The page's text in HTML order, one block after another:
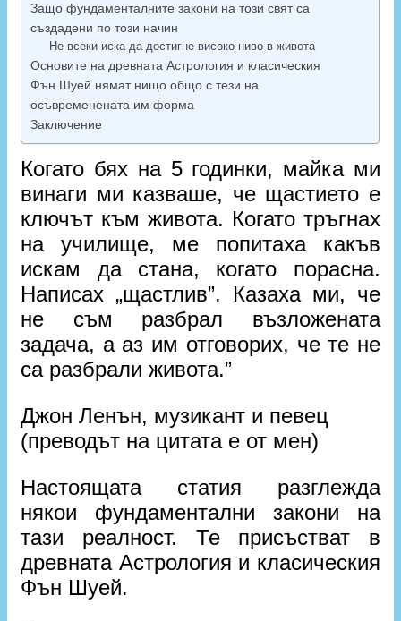
Защо фундаменталните закони на този свят са
създадени по този начин
Не всеки иска да достигне високо ниво в живота
Основите на древната Астрология и класическия
Фън Шуей нямат нищо общо с тези на
осъвременената им форма
Заключение
Когато бях на 5 годинки, майка ми
винаги ми казваше, че щастието е
ключът към живота. Когато тръгнах
на училище, ме попитаха какъв
искам да стана, когато порасна.
Написах „щастлив”. Казаха ми, че
не съм разбрал възложената
задача, а аз им отговорих, че те не
са разбрали живота.”
Джон Ленън, музикант и певец
(преводът на цитата е от мен)
Настоящата статия разглежда
някои фундаментални закони на
тази реалност. Те присъстват в
древната Астрология и класическия
Фън Шуей.